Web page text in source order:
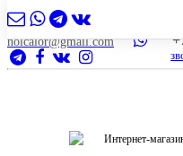
nolcalor@gmail.com
Интернет-